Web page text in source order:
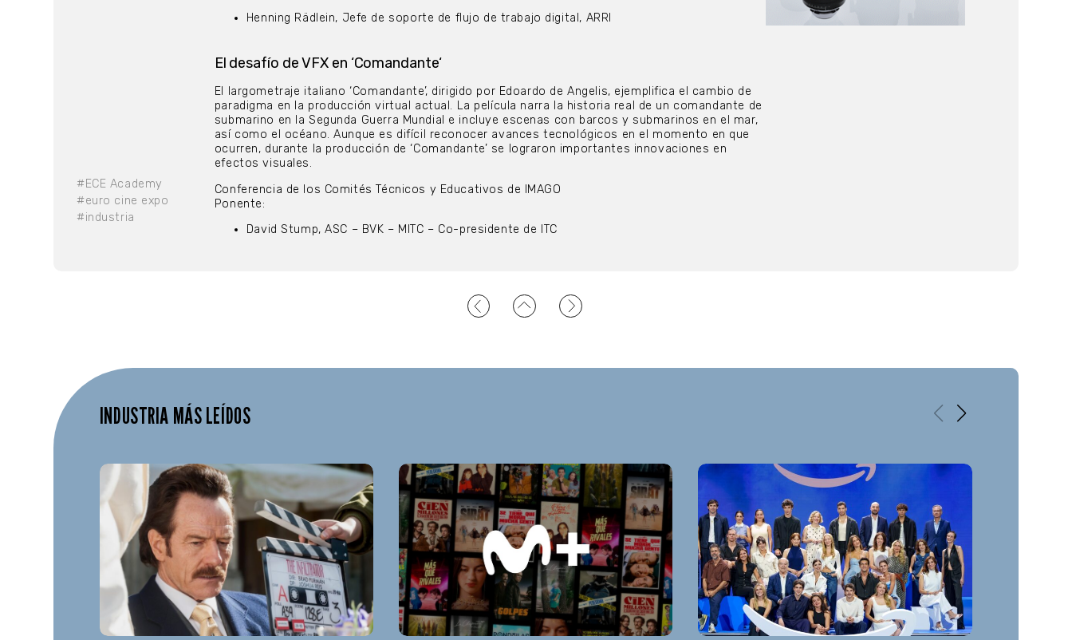
#ECE Academy
#euro cine expo
#industria
Henning Rädlein, Jefe de soporte de flujo de trabajo digital, ARRI
El desafío de VFX en ‘Comandante‘
El largometraje italiano ‘Comandante’, dirigido por Edoardo de Angelis, ejemplifica el cambio de
paradigma en la producción virtual actual. La película narra la historia real de un comandante de
submarino en la Segunda Guerra Mundial e incluye escenas con barcos y submarinos en el mar,
así como el océano. Aunque es difícil reconocer avances tecnológicos en el momento en que
ocurren, durante la producción de ‘Comandante’ se lograron importantes innovaciones en
efectos visuales.
Conferencia de los Comités Técnicos y Educativos de IMAGO
Ponente:
David Stump, ASC – BVK – MITC – Co-presidente de ITC
INDUSTRIA MÁS LEÍDOS